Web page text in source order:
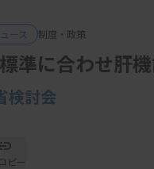
ース 制度・政策
準に合わせ肝
検討会
ピー